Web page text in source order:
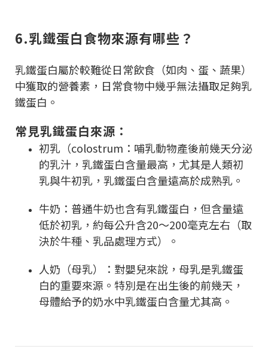
6.乳鐵蛋白食物來源有哪些？
乳鐵蛋白屬於較難從日常飲食（如肉、蛋、蔬果）
中獲取的營養素，日常食物中幾乎無法攝取足夠乳
鐵蛋白。
常見乳鐵蛋白來源：
初乳（colostrum：哺乳動物產後前幾天分泌
的乳汁，乳鐵蛋白含量最高，尤其是人類初
乳與牛初乳，乳鐵蛋白含量遠高於成熟乳。
牛奶：普通牛奶也含有乳鐵蛋白，但含量遠
低於初乳，約每公升含20～200毫克左右（取
決於牛種、乳品處理方式）。
人奶（母乳）：對嬰兒來說，母乳是乳鐵蛋
白的重要來源。特別是在出生後的前幾天，
母體給予的奶水中乳鐵蛋白含量尤其高。